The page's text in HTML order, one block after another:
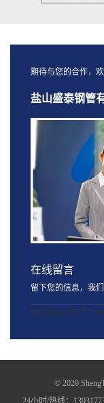
期待与您的合作，
盐山盛泰钢管
在线留言
留下您的信息，我
[quform id="1"
© 2020
24小时/热线：